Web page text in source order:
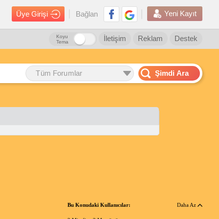
Üye Girişi Bağlan Yeni Kayıt
Destek
Reklam
İletişim
Koyu
Tema
Tüm Forumlar Şimdi Ara
Bu Konudaki Kullanıcılar: Daha Az